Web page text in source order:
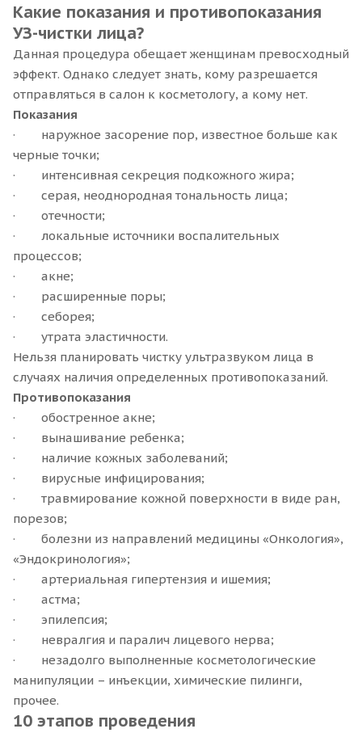
Какие показания и противопоказания
УЗ-чистки лица?
Данная процедура обещает женщинам превосходный
эффект. Однако следует знать, кому разрешается
отправляться в салон к косметологу, а кому нет.
Показания
· наружное засорение пор, известное больше как
черные точки;
· интенсивная секреция подкожного жира;
· серая, неоднородная тональность лица;
· отечности;
· локальные источники воспалительных
процессов;
· акне;
· расширенные поры;
· себорея;
· утрата эластичности.
Нельзя планировать чистку ультразвуком лица в
случаях наличия определенных противопоказаний.
Противопоказания
· обостренное акне;
· вынашивание ребенка;
· наличие кожных заболеваний;
· вирусные инфицирования;
· травмирование кожной поверхности в виде ран,
порезов;
· болезни из направлений медицины «Онкология»,
«Эндокринология»;
· артериальная гипертензия и ишемия;
· астма;
· эпилепсия;
· невралгия и паралич лицевого нерва;
· незадолго выполненные косметологические
манипуляции – инъекции, химические пилинги,
прочее.
10 этапов проведения